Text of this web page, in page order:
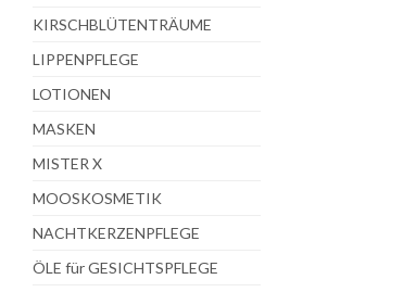
KIRSCHBLÜTENTRÄUME
LIPPENPFLEGE
LOTIONEN
MASKEN
MISTER X
MOOSKOSMETIK
NACHTKERZENPFLEGE
ÖLE für GESICHTSPFLEGE